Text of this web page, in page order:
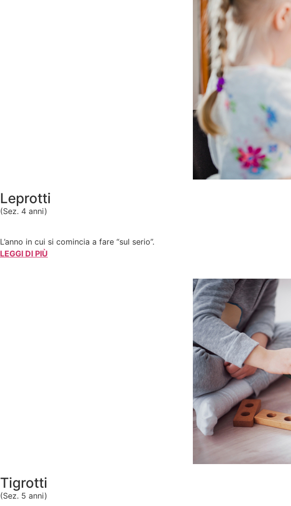
Leprotti
(Sez. 4 anni)
L’anno in cui si comincia a fare “sul serio”.
LEGGI DI PIÙ
Tigrotti
(Sez. 5 anni)